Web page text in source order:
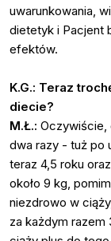
uwarunkowania,
dietetyk i Pacjent
efektów.
K.G.: Teraz
diecie?
M.Ł.: Oczywiście,
dwa razy - tuż po
teraz 4,5 roku
około 9 kg,
niezdrowo w
za każdym